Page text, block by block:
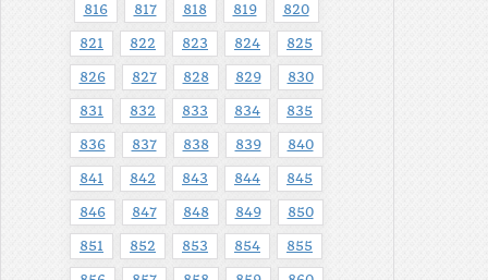
816 817 818 819 820
821 822 823 824 825
826 827 828 829 830
831 832 833 834 835
836 837 838 839 840
841 842 843 844 845
846 847 848 849 850
851 852 853 854 855